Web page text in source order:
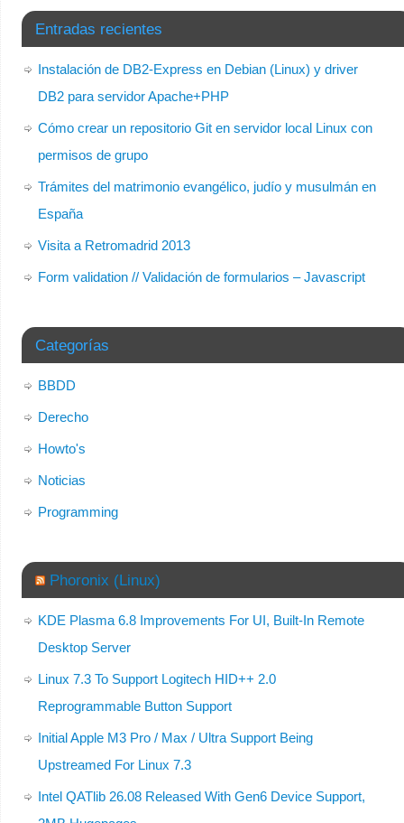
Entradas recientes
Instalación de DB2-Express en Debian (Linux) y driver
DB2 para servidor Apache+PHP
Cómo crear un repositorio Git en servidor local Linux con
permisos de grupo
Trámites del matrimonio evangélico, judío y musulmán en
España
Visita a Retromadrid 2013
Form validation // Validación de formularios – Javascript
Categorías
BBDD
Derecho
Howto's
Noticias
Programming
Phoronix (Linux)
KDE Plasma 6.8 Improvements For UI, Built-In Remote
Desktop Server
Linux 7.3 To Support Logitech HID++ 2.0
Reprogrammable Button Support
Initial Apple M3 Pro / Max / Ultra Support Being
Upstreamed For Linux 7.3
Intel QATlib 26.08 Released With Gen6 Device Support,